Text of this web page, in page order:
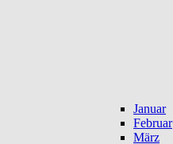
Januar
Februar
März